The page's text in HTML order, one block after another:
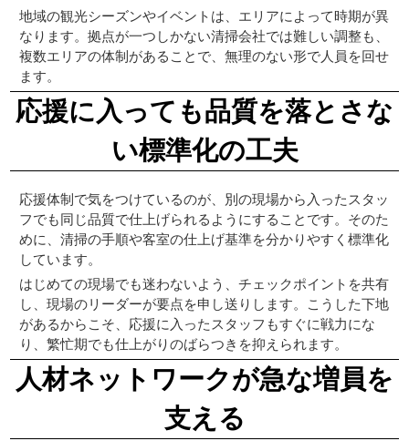
地域の観光シーズンやイベントは、エリアによって時期が異
なります。拠点が一つしかない清掃会社では難しい調整も、
複数エリアの体制があることで、無理のない形で人員を回せ
ます。
応援に入っても品質を落とさな
い標準化の工夫
応援体制で気をつけているのが、別の現場から入ったスタッ
フでも同じ品質で仕上げられるようにすることです。そのた
めに、清掃の手順や客室の仕上げ基準を分かりやすく標準化
しています。
はじめての現場でも迷わないよう、チェックポイントを共有
し、現場のリーダーが要点を申し送りします。こうした下地
があるからこそ、応援に入ったスタッフもすぐに戦力にな
り、繁忙期でも仕上がりのばらつきを抑えられます。
人材ネットワークが急な増員を
支える